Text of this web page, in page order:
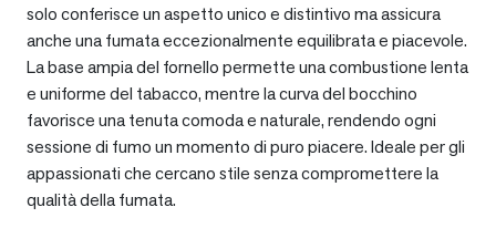
solo conferisce un aspetto unico e distintivo ma assicura
anche una fumata eccezionalmente equilibrata e piacevole.
La base ampia del fornello permette una combustione lenta
e uniforme del tabacco, mentre la curva del bocchino
favorisce una tenuta comoda e naturale, rendendo ogni
sessione di fumo un momento di puro piacere. Ideale per gli
appassionati che cercano stile senza compromettere la
qualità della fumata.